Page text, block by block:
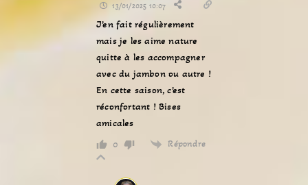
13/01/2025 10:07
J’en fait régulièrement
mais je les aime nature
quitte à les accompagner
avec du jambon ou autre !
En cette saison, c’est
réconfortant ! Bises
amicales
0 Répondre